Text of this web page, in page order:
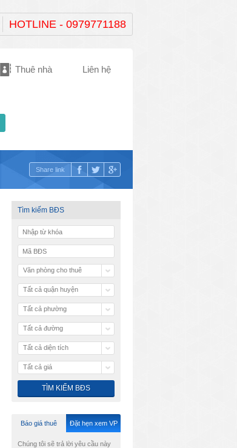
HOTLINE - 0979771188
Thuê nhà Liên hệ
Share link
Tìm kiếm BĐS
Văn phòng cho thuê
Tất cả quận huyện
Tất cả phường
Tất cả đường
Tất cả diện tích
Tất cả giá
Báo giá thuê Đặt hẹn xem VP
Chúng tôi sẽ trả lời yêu cầu này